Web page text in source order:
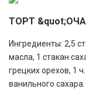
ТОРТ
Ингредиенты: 2,5
масла, 1 стакан
грецких орехов, 1
ванильного